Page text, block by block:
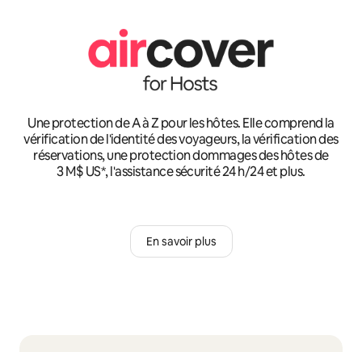
Une protection de A à Z pour les hôtes. Elle comprend la
vérification de l'identité des voyageurs, la vérification des
réservations, une protection dommages des hôtes de
3 M$ US*, l'assistance sécurité 24 h/24 et plus.
En savoir plus